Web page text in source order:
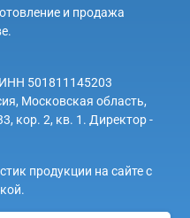
и продажа
501811145203
Московская область,
кор. 2, кв. 1. Директор -
продукции на сайте с